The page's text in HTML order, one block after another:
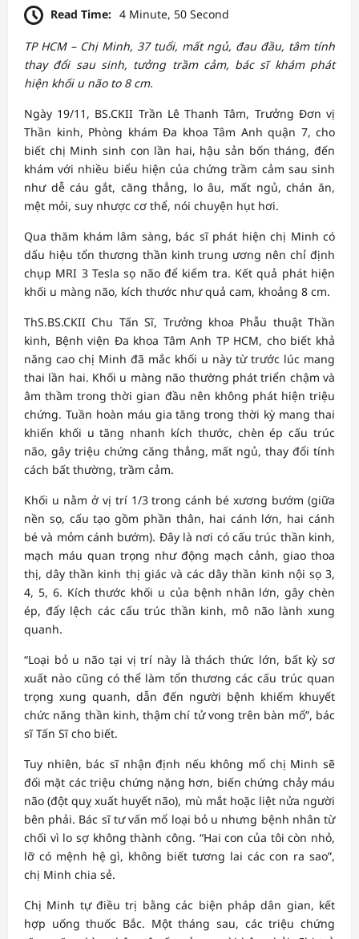
Read Time: 4 Minute, 50 Second
TP HCM – Chị Minh, 37 tuổi, mất ngủ, đau đầu, tâm tính
thay đổi sau sinh, tưởng trầm cảm, bác sĩ khám phát
hiện khối u não to 8 cm.
Ngày 19/11, BS.CKII Trần Lê Thanh Tâm, Trưởng Đơn vị
Thần kinh, Phòng khám Đa khoa Tâm Anh quận 7, cho
biết chị Minh sinh con lần hai, hậu sản bốn tháng, đến
khám với nhiều biểu hiện của chứng trầm cảm sau sinh
như dễ cáu gắt, căng thẳng, lo âu, mất ngủ, chán ăn,
mệt mỏi, suy nhược cơ thể, nói chuyện hụt hơi.
Qua thăm khám lâm sàng, bác sĩ phát hiện chị Minh có
dấu hiệu tổn thương thần kinh trung ương nên chỉ định
chụp MRI 3 Tesla sọ não để kiểm tra. Kết quả phát hiện
khối u màng não, kích thước như quả cam, khoảng 8 cm.
ThS.BS.CKII Chu Tấn Sĩ, Trưởng khoa Phẫu thuật Thần
kinh, Bệnh viện Đa khoa Tâm Anh TP HCM, cho biết khả
năng cao chị Minh đã mắc khối u này từ trước lúc mang
thai lần hai. Khối u màng não thường phát triển chậm và
âm thầm trong thời gian đầu nên không phát hiện triệu
chứng. Tuần hoàn máu gia tăng trong thời kỳ mang thai
khiến khối u tăng nhanh kích thước, chèn ép cấu trúc
não, gây triệu chứng căng thẳng, mất ngủ, thay đổi tính
cách bất thường, trầm cảm.
Khối u nằm ở vị trí 1/3 trong cánh bé xương bướm (giữa
nền sọ, cấu tạo gồm phần thân, hai cánh lớn, hai cánh
bé và mỏm cánh bướm). Đây là nơi có cấu trúc thần kinh,
mạch máu quan trọng như động mạch cảnh, giao thoa
thị, dây thần kinh thị giác và các dây thần kinh nội sọ 3,
4, 5, 6. Kích thước khối u của bệnh nhân lớn, gây chèn
ép, đẩy lệch các cấu trúc thần kinh, mô não lành xung
quanh.
“Loại bỏ u não tại vị trí này là thách thức lớn, bất kỳ sơ
xuất nào cũng có thể làm tổn thương các cấu trúc quan
trọng xung quanh, dẫn đến người bệnh khiếm khuyết
chức năng thần kinh, thậm chí tử vong trên bàn mổ”, bác
sĩ Tấn Sĩ cho biết.
Tuy nhiên, bác sĩ nhận định nếu không mổ chị Minh sẽ
đối mặt các triệu chứng nặng hơn, biến chứng chảy máu
não (đột quỵ xuất huyết não), mù mắt hoặc liệt nửa người
bên phải. Bác sĩ tư vấn mổ loại bỏ u nhưng bệnh nhân từ
chối vì lo sợ không thành công. “Hai con của tôi còn nhỏ,
lỡ có mệnh hệ gì, không biết tương lai các con ra sao”,
chị Minh chia sẻ.
Chị Minh tự điều trị bằng các biện pháp dân gian, kết
hợp uống thuốc Bắc. Một tháng sau, các triệu chứng